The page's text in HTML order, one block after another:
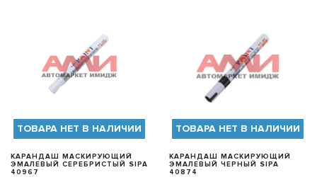
БЫСТРЫЙ ПРОСМОТР
ТОВАРА НЕТ В НАЛИЧИИ
КАРАНДАШ МАСКИРУЮЩИЙ
ЭМАЛЕВЫЙ СЕРЕБРИСТЫЙ SIPA
40967
БЫСТРЫЙ ПРОСМОТР
ТОВАРА НЕТ В НАЛИЧИИ
КАРАНДАШ МАСКИРУЮЩИЙ
ЭМАЛЕВЫЙ ЧЕРНЫЙ SIPA
40874